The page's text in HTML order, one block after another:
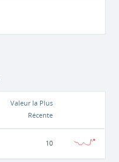
Valeur la Plus
Récente
10